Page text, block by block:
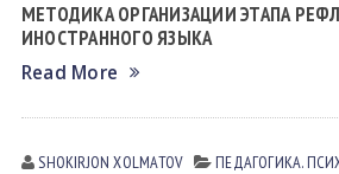
МЕТОДИКА ОРГАНИЗАЦИИ ЭТАПА
ИНОСТРАННОГО ЯЗЫКА
Read More
SHOKIRJON XOLMATOV ПЕДАГОГИКА.